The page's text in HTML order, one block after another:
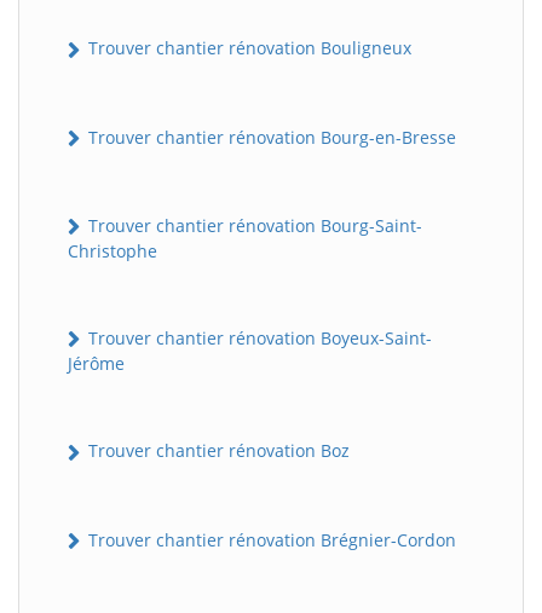
Trouver chantier rénovation Bouligneux
Trouver chantier rénovation Bourg-en-Bresse
Trouver chantier rénovation Bourg-Saint-
Christophe
Trouver chantier rénovation Boyeux-Saint-
Jérôme
Trouver chantier rénovation Boz
Trouver chantier rénovation Brégnier-Cordon